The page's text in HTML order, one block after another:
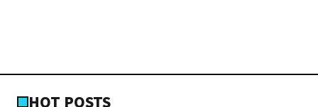
HOT POSTS